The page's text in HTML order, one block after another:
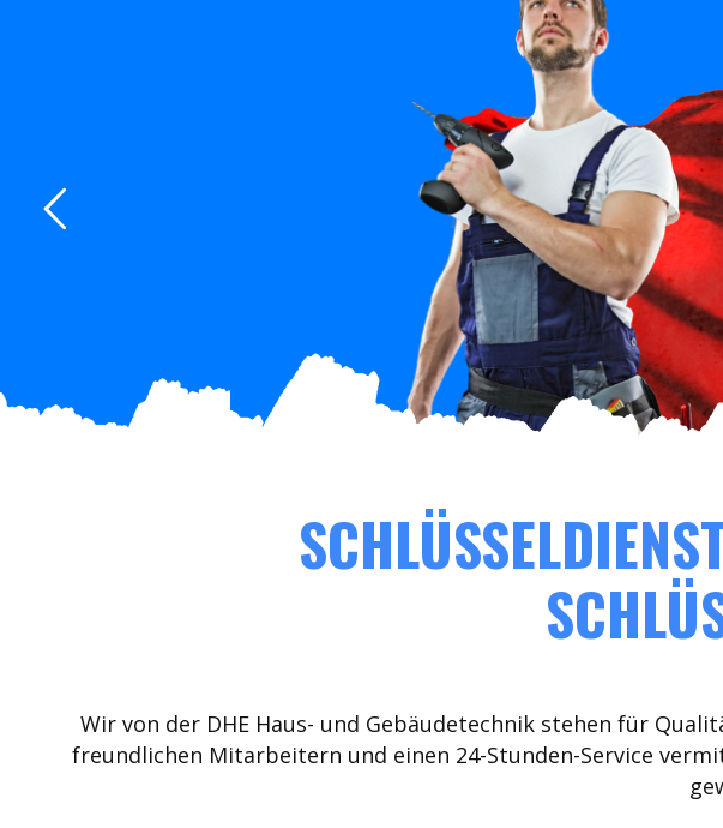
Wir von der DHE Haus- und Gebäudetechnik stehen für
freundlichen Mitarbeitern und einen 24-Stunden-Service